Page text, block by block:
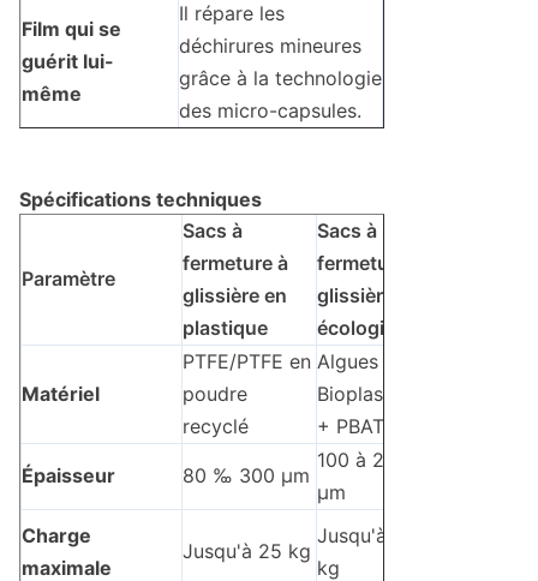
Film qui se
guérit lui-
même
Il répare les
déchirures mineures
grâce à la technologie
des micro-capsules.
Spécifications techniques
Paramètre
Sacs à
fermeture à
glissière en
plastique
Sacs à
fermeture à
glissière
écologiques
Matériel
PTFE/PTFE en
poudre
recyclé
Algues
Bioplastique
+ PBAT
Épaisseur 80 ‰ 300 μm
100 à 250
μm
Charge
maximale
Jusqu'à 25 kg
Jusqu'à 12
kg